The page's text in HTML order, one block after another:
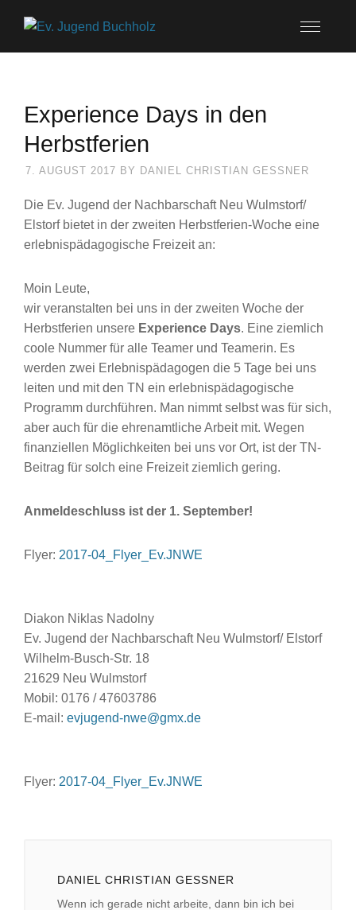
Experience Days in den
Herbstferien
7. AUGUST 2017 BY DANIEL CHRISTIAN GESSNER
Die Ev. Jugend der Nachbarschaft Neu Wulmstorf/
Elstorf bietet in der zweiten Herbstferien-Woche eine
erlebnispädagogische Freizeit an:
Moin Leute,
wir veranstalten bei uns in der zweiten Woche der
Herbstferien unsere Experience Days. Eine ziemlich
coole Nummer für alle Teamer und Teamerin. Es
werden zwei Erlebnispädagogen die 5 Tage bei uns
leiten und mit den TN ein erlebnispädagogische
Programm durchführen. Man nimmt selbst was für sich,
aber auch für die ehrenamtliche Arbeit mit. Wegen
finanziellen Möglichkeiten bei uns vor Ort, ist der TN-
Beitrag für solch eine Freizeit ziemlich gering.
Anmeldeschluss ist der 1. September!
Flyer: 2017-04_Flyer_Ev.JNWE
Diakon Niklas Nadolny
Ev. Jugend der Nachbarschaft Neu Wulmstorf/ Elstorf
Wilhelm-Busch-Str. 18
21629 Neu Wulmstorf
Mobil: 0176 / 47603786
E-mail: evjugend-nwe@gmx.de
Flyer: 2017-04_Flyer_Ev.JNWE
DANIEL CHRISTIAN GESSNER
Wenn ich gerade nicht arbeite, dann bin ich bei